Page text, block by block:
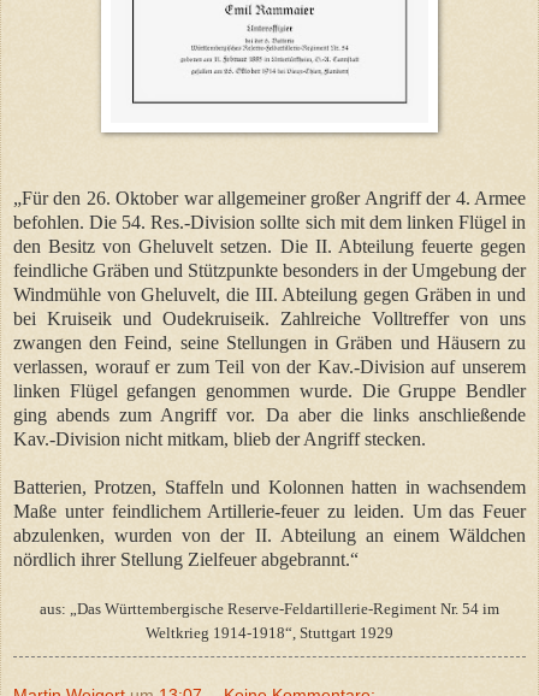
„Für den 26. Oktober war allgemeiner großer Angriff der 4. Armee
befohlen. Die 54. Res.-Division sollte sich mit dem linken Flügel in
den Besitz von Gheluvelt setzen. Die II. Abteilung feuerte gegen
feindliche Gräben und Stützpunkte besonders in der Umgebung der
Windmühle von Gheluvelt, die III. Abteilung gegen Gräben in und
bei Kruiseik und Oudekruiseik. Zahlreiche Volltreffer von uns
zwangen den Feind, seine Stellungen in Gräben und Häusern zu
verlassen, worauf er zum Teil von der Kav.-Division auf unserem
linken Flügel gefangen genommen wurde. Die Gruppe Bendler
ging abends zum Angriff vor. Da aber die links anschließende
Kav.-Division nicht mitkam, blieb der Angriff stecken.
Batterien, Protzen, Staffeln und Kolonnen hatten in wachsendem
Maße unter feindlichem Artillerie-feuer zu leiden. Um das Feuer
abzulenken, wurden von der II. Abteilung an einem Wäldchen
nördlich ihrer Stellung Zielfeuer abgebrannt.“
aus: „Das Württembergische Reserve-Feldartillerie-Regiment Nr. 54 im
Weltkrieg 1914-1918“, Stuttgart 1929